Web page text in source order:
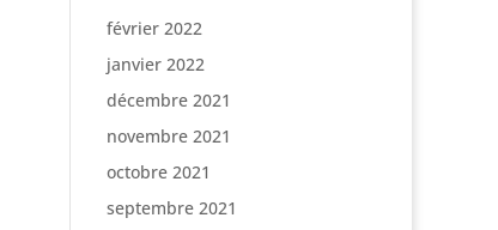
février 2022
janvier 2022
décembre 2021
novembre 2021
octobre 2021
septembre 2021